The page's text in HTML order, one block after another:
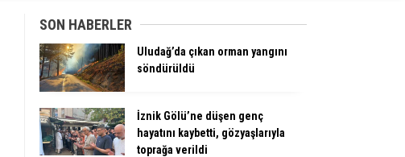
SON HABERLER
Uludağ’da çıkan orman yangını
söndürüldü
İznik Gölü’ne düşen genç
hayatını kaybetti, gözyaşlarıyla
toprağa verildi